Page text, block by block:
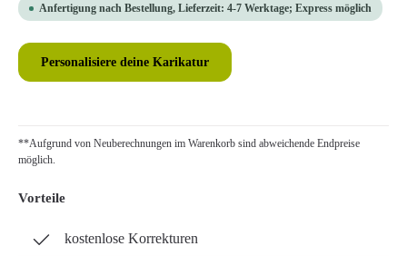
Anfertigung nach Bestellung, Lieferzeit: 4-7 Werktage; Express möglich
Personalisiere deine Karikatur
**Aufgrund von Neuberechnungen im Warenkorb sind abweichende Endpreise
möglich.
Vorteile
kostenlose Korrekturen